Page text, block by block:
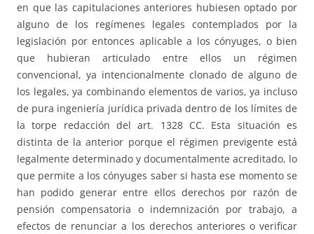
en que las capitulaciones anteriores hubiesen optado por
alguno de los regímenes legales contemplados por la
legislación por entonces aplicable a los cónyuges, o bien
que hubieran articulado entre ellos un régimen
convencional, ya intencionalmente clonado de alguno de
los legales, ya combinando elementos de varios, ya incluso
de pura ingeniería jurídica privada dentro de los límites de
la torpe redacción del art. 1328 CC. Esta situación es
distinta de la anterior porque el régimen previgente está
legalmente determinado y documentalmente acreditado, lo
que permite a los cónyuges saber si hasta ese momento se
han podido generar entre ellos derechos por razón de
pensión compensatoria o indemnización por trabajo, a
efectos de renunciar a los derechos anteriores o verificar